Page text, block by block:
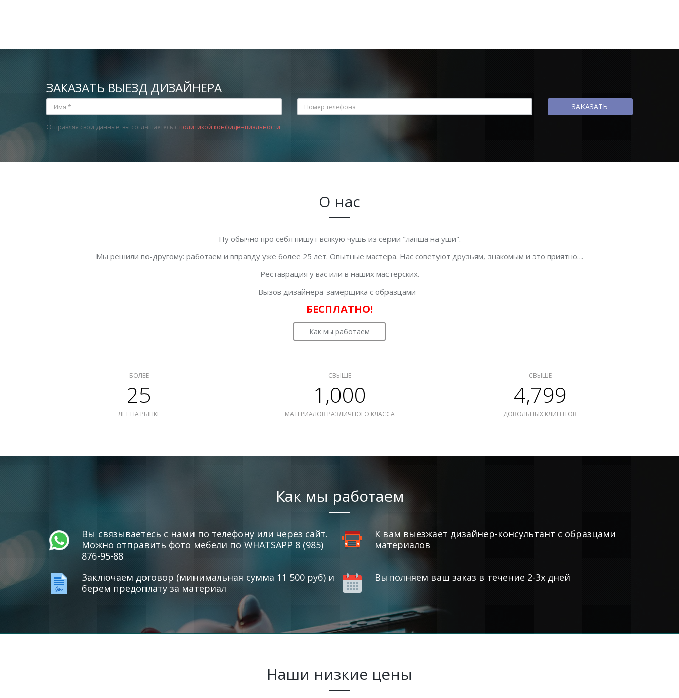
ЗАКАЗАТЬ ВЫЕЗД ДИЗАЙНЕРА
Отправляя свои данные, вы соглашаетесь с политикой конфиденциальности
О нас
Ну обычно про себя пишут всякую чушь из серии "лапша на уши".
Мы решили по-другому: работаем и вправду уже более 25 лет. Опытные мастера. Нас советуют друзьям, знакомым и это приятно…
Реставрация у вас или в наших мастерских.
Вызов дизайнера-замерщика с образцами -
БЕСПЛАТНО!
Как мы работаем
БОЛЕЕ
25
ЛЕТ НА РЫНКЕ
СВЫШЕ
1,000
МАТЕРИАЛОВ РАЗЛИЧНОГО КЛАССА
СВЫШЕ
4,799
ДОВОЛЬНЫХ КЛИЕНТОВ
Как мы работаем
Вы связываетесь с нами по телефону или через сайт.
Можно отправить фото мебели по WHATSAPP 8 (985)
876-95-88
К вам выезжает дизайнер-консультант с образцами
материалов
Заключаем договор (минимальная сумма 11 500 руб) и
берем предоплату за материал
Выполняем ваш заказ в течение 2-3х дней
Наши низкие цены